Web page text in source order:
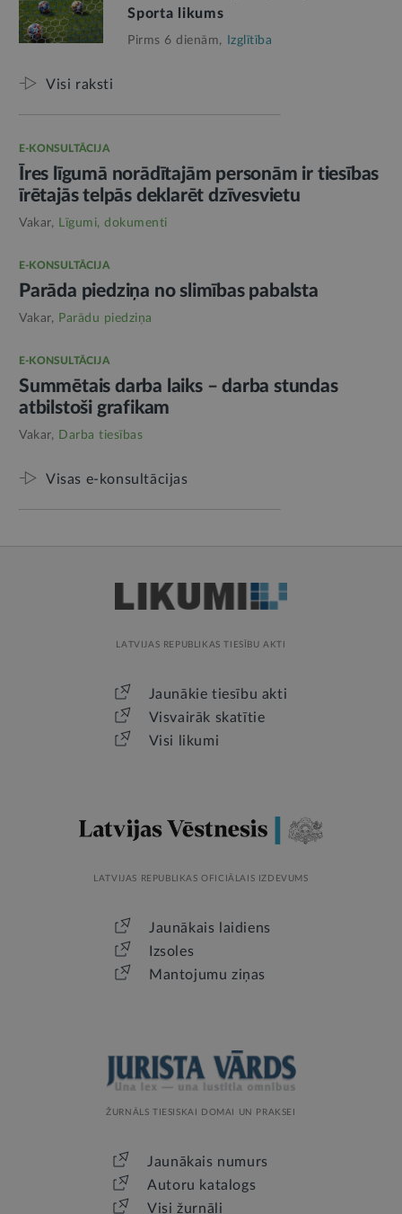
Sporta likums
Pirms 6 dienām, Izglītība
Visi raksti
E-KONSULTĀCIJA
Īres līgumā norādītajām personām ir tiesības
īrētajās telpās deklarēt dzīvesvietu
Vakar, Līgumi, dokumenti
E-KONSULTĀCIJA
Parāda piedziņa no slimības pabalsta
Vakar, Parādu piedziņa
E-KONSULTĀCIJA
Summētais darba laiks – darba stundas
atbilstoši grafikam
Vakar, Darba tiesības
Visas e-konsultācijas
LATVIJAS REPUBLIKAS TIESĪBU AKTI
Jaunākie tiesību akti
Visvairāk skatītie
Visi likumi
LATVIJAS REPUBLIKAS OFICIĀLAIS IZDEVUMS
Jaunākais laidiens
Izsoles
Mantojumu ziņas
ŽURNĀLS TIESISKAI DOMAI UN PRAKSEI
Jaunākais numurs
Autoru katalogs
Visi žurnāli